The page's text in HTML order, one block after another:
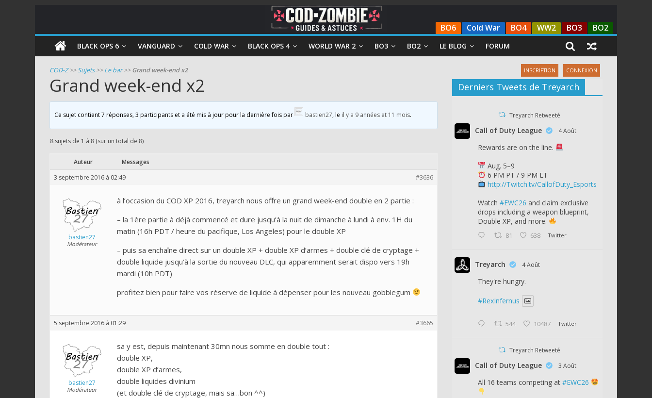
COD
Zombie
Guides
et
astuces
le
mode
zombie
Call
Duty
BO6 Cold War BO4 WW2 BO3 BO2
BLACK OPS 6 VANGUARD COLD WAR BLACK OPS 4 WORLD WAR 2 BO3 BO2 LE BLOG FORUM
INSCRIPTION CONNEXION
COD-Z>>Sujets>>Le bar>>Grand week-end x2
Grand week-end x2
Ce sujet contient 7 réponses, 3 participants et a été mis à jour pour la dernière fois par bastien27, le il y a 9 années et 11 mois.
8 sujets de 1 à 8 (sur un total de 8)
Auteur
Messages
3 septembre 2016 à 02:49
#3636
bastien27
Modérateur
à l’occasion du COD XP 2016, treyarch nous offre un grand week-end double en 2 partie :
– la 1ère partie à déjà commencé et dure jusqu’à la nuit de dimanche à lundi à env. 1H du
matin (16h PDT / heure du pacifique, Los Angeles) pour le double XP
– puis sa enchaîne direct sur un double XP + double XP d’armes + double clé de cryptage +
double liquide jusqu’à la sortie du nouveau DLC, qui apparemment serait dispo vers 19h
mardi (10h PDT)
profitez bien pour faire vos réserve de liquide à dépenser pour les nouveau gobblegum
5 septembre 2016 à 01:29 #3665
bastien27
Modérateur
sa y est, depuis maintenant 30mn nous somme en double tout :
double XP,
double XP d’armes,
double liquides divinium
(et double clé de cryptage, mais sa…bon ^^)
Derniers Tweets de Treyarch
Treyarch Retweeté
Call of Duty League 4 Août
Rewards are on the line.
Aug. 5–9
6 PM PT / 9 PM ET
http://Twitch.tv/CallofDuty_Esports
Watch #EWC26 and claim exclusive
drops including a weapon blueprint,
Double XP, and more.
81 638 Twitter
Treyarch 4 Août
They're hungry.
#RexInfernus
544 10487 Twitter
Treyarch Retweeté
Call of Duty League 3 Août
All 16 teams competing at #EWC26